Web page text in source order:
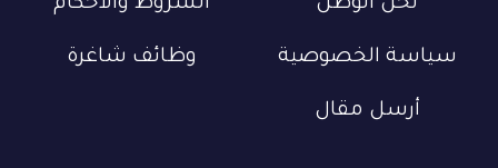
نحن الوطن الشروط والأحكام
سياسة الخصوصية وظائف شاغرة
أرسل مقال